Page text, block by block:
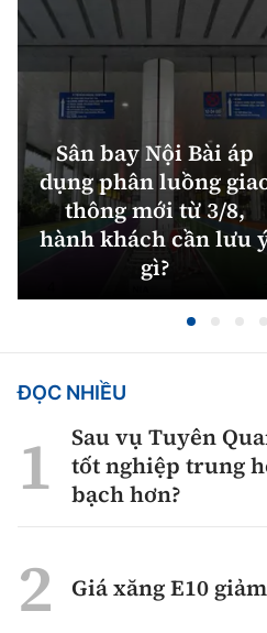
Sân bay Nội Bài áp
dụng phân luồng
thông mới từ 3/8,
hành khách cần lưu
gì?
ĐỌC NHIỀU
Sau vụ Tuyên
tốt nghiệp trung
bạch hơn?
Giá xăng E10